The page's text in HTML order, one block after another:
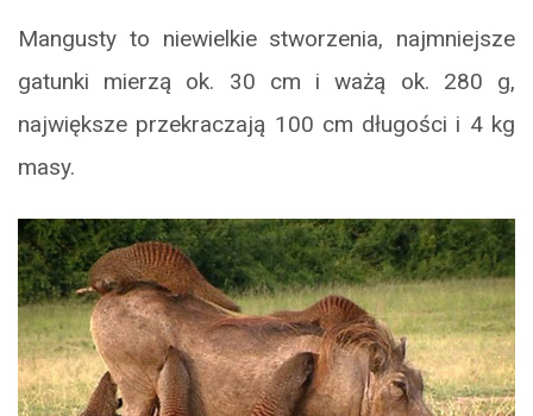
Mangusty to niewielkie stworzenia, najmniejsze
gatunki mierzą ok. 30 cm i ważą ok. 280 g,
największe przekraczają 100 cm długości i 4 kg
masy.